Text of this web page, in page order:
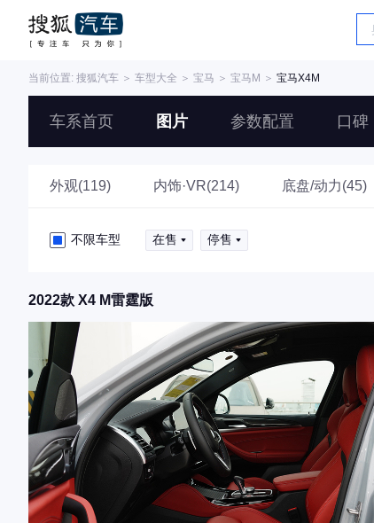
当前位置: 搜狐汽车 ＞ 车型大全 ＞ 宝马 ＞ 宝马M ＞ 宝马X4M
车系首页 图片 参数配置 口碑
外观(119) 内饰·VR(214) 底盘/动力(45)
不限车型 在售 停售
2022款 X4 M雷霆版